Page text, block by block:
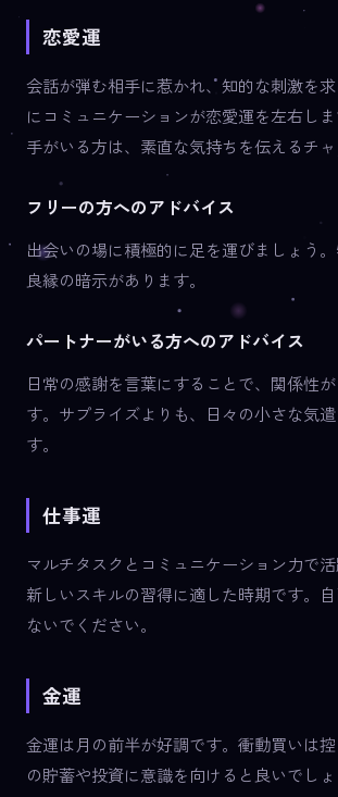
恋愛運
会話が弾む相手に惹かれ、知的な刺激を
にコミュニケーションが恋愛運を左右し
手がいる方は、素直な気持ちを伝えるチャ
フリーの方へのアドバイス
出会いの場に積極的に足を運びましょう
良縁の暗示があります。
パートナーがいる方へのアドバイス
日常の感謝を言葉にすることで、関係性
す。サプライズよりも、日々の小さな気
す。
仕事運
マルチタスクとコミュニケーション力で
新しいスキルの習得に適した時期です。
ないでください。
金運
金運は月の前半が好調です。衝動買いは
の貯蓄や投資に意識を向けると良いでしょ